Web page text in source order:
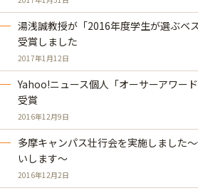
湯浅誠教授が「2016年度学生が選ぶベ
受賞しました
2017年1月12日
Yahoo!ニュース個人「オーサーアワー
受賞
2016年12月9日
多摩キャンパス壮行会を実施しました
いします～
2016年12月2日